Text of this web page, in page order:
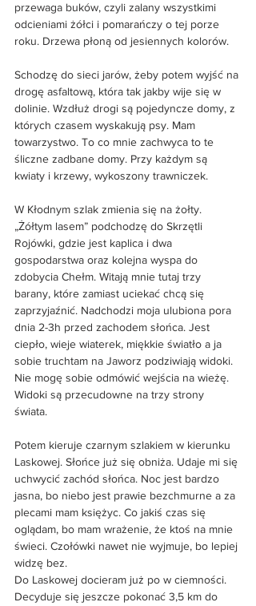
przewaga buków, czyli zalany wszystkimi
odcieniami żółci i pomarańczy o tej porze
roku. Drzewa płoną od jesiennych kolorów.
Schodzę do sieci jarów, żeby potem wyjść na
drogę asfaltową, która tak jakby wije się w
dolinie. Wzdłuż drogi są pojedyncze domy, z
których czasem wyskakują psy. Mam
towarzystwo. To co mnie zachwyca to te
śliczne zadbane domy. Przy każdym są
kwiaty i krzewy, wykoszony trawniczek.
W Kłodnym szlak zmienia się na żołty.
„Żółtym lasem” podchodzę do Skrzętli
Rojówki, gdzie jest kaplica i dwa
gospodarstwa oraz kolejna wyspa do
zdobycia Chełm. Witają mnie tutaj trzy
barany, które zamiast uciekać chcą się
zaprzyjaźnić. Nadchodzi moja ulubiona pora
dnia 2-3h przed zachodem słońca. Jest
ciepło, wieje wiaterek, miękkie światło a ja
sobie truchtam na Jaworz podziwiają widoki.
Nie mogę sobie odmówić wejścia na wieżę.
Widoki są przecudowne na trzy strony
świata.
Potem kieruje czarnym szlakiem w kierunku
Laskowej. Słońce już się obniża. Udaje mi się
uchwycić zachód słońca. Noc jest bardzo
jasna, bo niebo jest prawie bezchmurne a za
plecami mam księżyc. Co jakiś czas się
oglądam, bo mam wrażenie, że ktoś na mnie
świeci. Czołówki nawet nie wyjmuje, bo lepiej
widzę bez.
Do Laskowej docieram już po w ciemności.
Decyduje się jeszcze pokonać 3,5 km do